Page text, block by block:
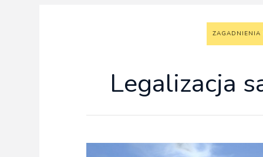
Wasze
Architektura
ZAGADNIENIA
Legalizacja